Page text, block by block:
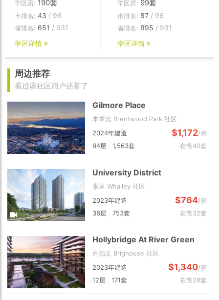
学区房: 190套
市排名: 43 / 96
省排名: 651 / 931
学区详情
学区房: 99套
市排名: 87 / 96
省排名: 895 / 931
学区详情
周边推荐
看过该社区用户还看了
Gilmore Place
本拿比 Brentwood Park 社区
2024年建造
$1,172/呎
64层
1,563套 在售40套
University District
素里 Whalley 社区
2023年建造
$764/呎
38层
753套 在售32套
Hollybridge At River Green
列治文 Brighouse 社区
2023年建造
$1,340/呎
12层
171套 在售26套